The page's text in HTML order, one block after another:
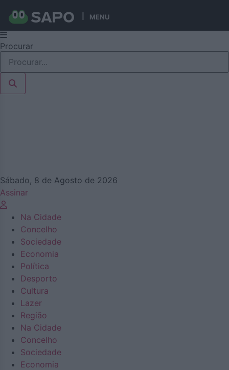
MENU
Pular
para
conteúdo
Procurar
Sábado, 8 de Agosto de 2026
Assinar
Na Cidade
Concelho
Sociedade
Economia
Política
Desporto
Cultura
Lazer
Região
Na Cidade
Concelho
Sociedade
Economia